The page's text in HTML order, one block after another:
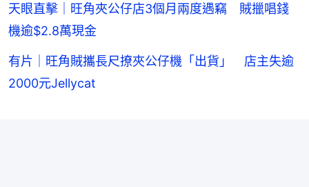
天眼直擊｜旺角夾公仔店3個月兩度遇竊 賊擸唱錢
機逾$2.8萬現金
有片｜旺角賊攜長尺撩夾公仔機「出貨」 店主失逾
2000元Jellycat